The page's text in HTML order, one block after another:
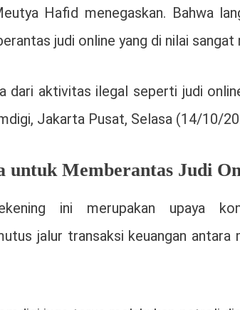
Hafid menegaskan. Bahwa
judi online yang di nilai sangat
dari aktivitas ilegal seperti judi
Jakarta Pusat, Selasa (14/10/
untuk Memberantas Judi
ini merupakan upaya
jalur transaksi keuangan